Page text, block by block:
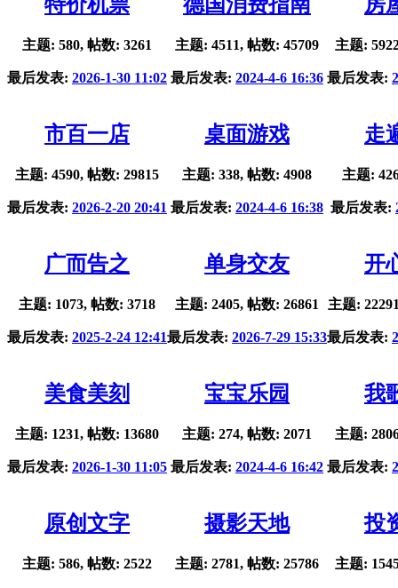
主题: 580, 帖数: 3261
最后发表: 2026-1-30 11:02
主题: 4511, 帖数: 45709
最后发表: 2024-4-6 16:36
主题:
最后发表:
市百一店
主题: 4590, 帖数: 29815
最后发表: 2026-2-20 20:41
桌面游戏
主题: 338, 帖数: 4908
最后发表: 2024-4-6 16:38
走
主题:
最后发表:
广而告之
主题: 1073, 帖数: 3718
最后发表: 2025-2-24 12:41
单身交友
主题: 2405, 帖数: 26861
最后发表: 2026-7-29 15:33
开
主题:
最后发表:
美食美刻
主题: 1231, 帖数: 13680
最后发表: 2026-1-30 11:05
宝宝乐园
主题: 274, 帖数: 2071
最后发表: 2024-4-6 16:42
我
主题:
最后发表:
原创文字
主题: 586, 帖数: 2522
摄影天地
主题: 2781, 帖数: 25786
投
主题: